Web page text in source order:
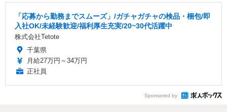
「応募から勤務までスムーズ」/ガチャガチャの検品・梱包/即
入社OK/未経験歓迎/福利厚生充実/20~30代活躍中
株式会社Tetote
千葉県
月給27万円～34万円
正社員
Sponsored by